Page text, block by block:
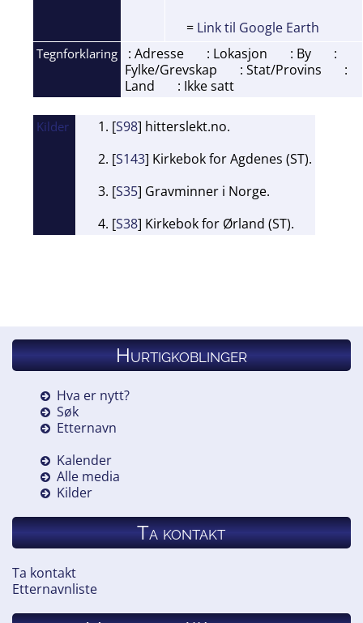
= Link til Google Earth
Tegnforklaring : Adresse : Lokasjon : By
:
Fylke/Grevskap
: Stat/Provins
:
Land
: Ikke satt
Kilder [S98] hitterslekt.no.
[S143] Kirkebok for Agdenes (ST).
[S35] Gravminner i Norge.
[S38] Kirkebok for Ørland (ST).
Hurtigkoblinger
Hva er nytt?
Søk
Etternavn
Kalender
Alle media
Kilder
Ta kontakt
Ta kontakt
Etternavnliste